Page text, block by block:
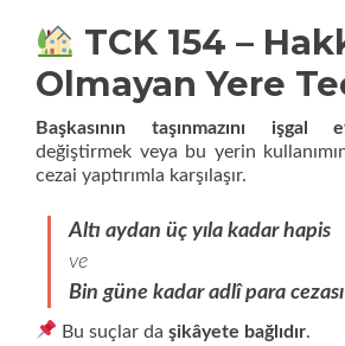
TCK 154 –
Olmayan Yere
Başkasının taşınmazını işgal
değiştirmek veya bu yerin
cezai yaptırımla karşılaşır.
Altı aydan üç yıla kadar hapis
ve
Bin güne kadar adlî para cezası
Bu suçlar daşikâyete bağlıdır.